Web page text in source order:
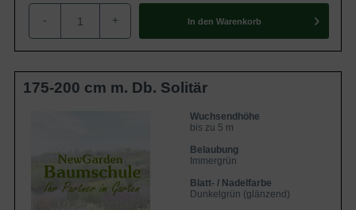
- + In den Warenkorb
175-200 cm m. Db. Solitär
Wuchsendhöhe
bis zu 5 m
Belaubung
Immergrün
Blatt- / Nadelfarbe
Dunkelgrün (glänzend)